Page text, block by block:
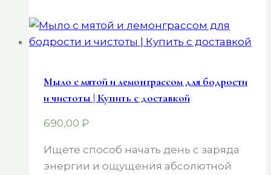
Мыло с мятой и лемонграссом для бодрости
и чистоты | Купить с доставкой
690,00 ₽
Ищете способ начать день с заряда
энергии и ощущения абсолютной